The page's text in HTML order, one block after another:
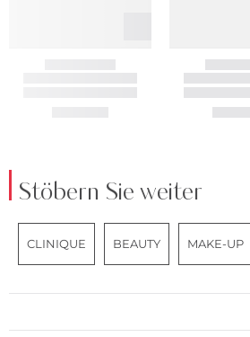
Stöbern Sie weiter
CLINIQUE BEAUTY MAKE-UP